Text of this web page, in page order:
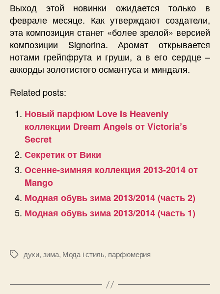
Выход этой новинки ожидается только в
феврале месяце. Как утверждают создатели,
эта композиция станет «более зрелой» версией
композиции Signorina. Аромат открывается
нотами грейпфрута и груши, а в его сердце –
аккорды золотистого османтуса и миндаля.
Related posts:
Новый парфюм Love Is Heavenly
коллекции Dream Angels от Victoria’s
Secret
Секретик от Вики
Осенне-зимняя коллекция 2013-2014 от
Mango
Модная обувь зима 2013/2014 (часть 2)
Модная обувь зима 2013/2014 (часть 1)
Позначки
духи, зима, Мода і стиль, парфюмерия